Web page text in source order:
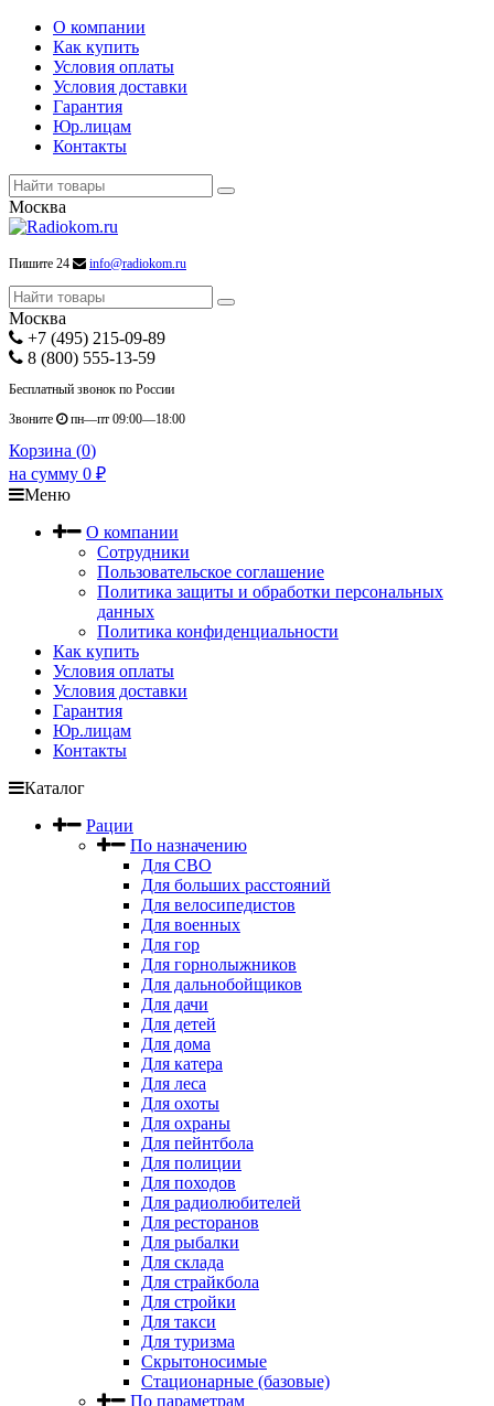
О компании
Как купить
Условия оплаты
Условия доставки
Гарантия
Юр.лицам
Контакты
Москва
Пишите 24 info@radiokom.ru
Москва
+7 (495) 215-09-89
8 (800) 555-13-59
Бесплатный звонок по России
Звоните
пн—пт 09:00—18:00
Корзина (0)
на сумму 0 ₽
Меню
О компании
Сотрудники
Пользовательское соглашение
Политика защиты и обработки персональных
данных
Политика конфиденциальности
Как купить
Условия оплаты
Условия доставки
Гарантия
Юр.лицам
Контакты
Каталог
Рации
По назначению
Для СВО
Для больших расстояний
Для велосипедистов
Для военных
Для гор
Для горнолыжников
Для дальнобойщиков
Для дачи
Для детей
Для дома
Для катера
Для леса
Для охоты
Для охраны
Для пейнтбола
Для полиции
Для походов
Для радиолюбителей
Для ресторанов
Для рыбалки
Для склада
Для страйкбола
Для стройки
Для такси
Для туризма
Скрытоносимые
Стационарные (базовые)
По параметрам